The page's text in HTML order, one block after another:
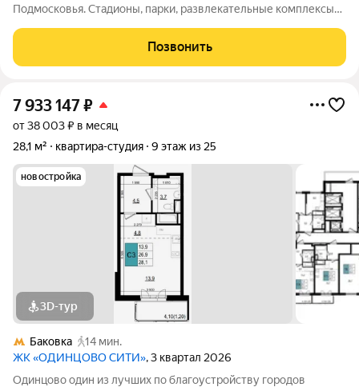
Подмосковья. Стадионы, парки, развлекательные комплексы
рестораны, салоны красоты и удобные магазины расположены
прямо в вашем дворе, на 1-х
Позвонить
7 933 147₽
от 38 003 ₽ в месяц
28,1 м²
квартира-студия 9 этаж из 25
новостройка
3D-тур
Баковка
14 мин.
ЖК «ОДИНЦОВО СИТИ», 3 квартал 2026
Одинцово один из лучших по благоустройству городов